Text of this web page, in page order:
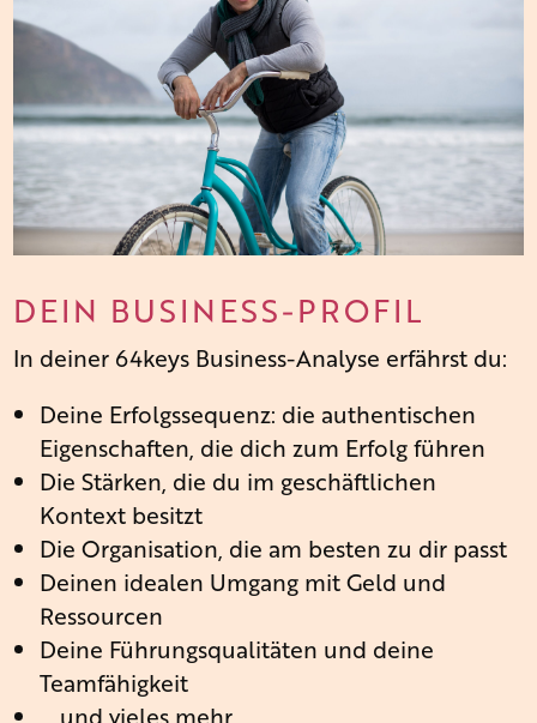
DEIN BUSINESS-PROFIL
In deiner 64keys Business-Analyse erfährst du:
Deine Erfolgssequenz: die authentischen
Eigenschaften, die dich zum Erfolg führen
Die Stärken, die du im geschäftlichen
Kontext besitzt
Die Organisation, die am besten zu dir passt
Deinen idealen Umgang mit Geld und
Ressourcen
Deine Führungsqualitäten und deine
Teamfähigkeit
… und vieles mehr.